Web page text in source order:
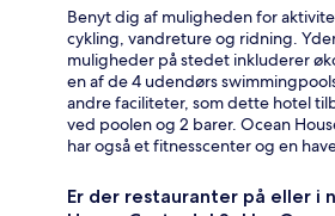
Benyt dig af muligheden for
cykling, vandreture og ridning.
muligheder på stedet inkluderer
en af de 4 udendørs
andre faciliteter, som dette hotel
ved poolen og 2 barer. Ocean
har også et fitnesscenter og en
Er der restauranter på eller i